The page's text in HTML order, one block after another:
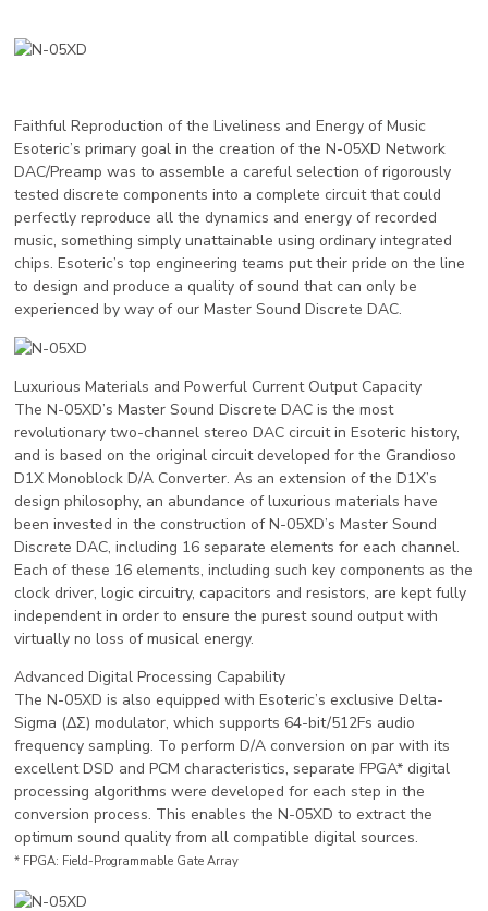
Faithful Reproduction of the Liveliness and Energy of Music
Esoteric’s primary goal in the creation of the N-05XD Network
DAC/Preamp was to assemble a careful selection of rigorously
tested discrete components into a complete circuit that could
perfectly reproduce all the dynamics and energy of recorded
music, something simply unattainable using ordinary integrated
chips. Esoteric’s top engineering teams put their pride on the line
to design and produce a quality of sound that can only be
experienced by way of our Master Sound Discrete DAC.
Luxurious Materials and Powerful Current Output Capacity
The N-05XD’s Master Sound Discrete DAC is the most
revolutionary two-channel stereo DAC circuit in Esoteric history,
and is based on the original circuit developed for the Grandioso
D1X Monoblock D/A Converter. As an extension of the D1X’s
design philosophy, an abundance of luxurious materials have
been invested in the construction of N-05XD’s Master Sound
Discrete DAC, including 16 separate elements for each channel.
Each of these 16 elements, including such key components as the
clock driver, logic circuitry, capacitors and resistors, are kept fully
independent in order to ensure the purest sound output with
virtually no loss of musical energy.
Advanced Digital Processing Capability
The N-05XD is also equipped with Esoteric’s exclusive Delta-
Sigma (ΔΣ) modulator, which supports 64-bit/512Fs audio
frequency sampling. To perform D/A conversion on par with its
excellent DSD and PCM characteristics, separate FPGA* digital
processing algorithms were developed for each step in the
conversion process. This enables the N-05XD to extract the
optimum sound quality from all compatible digital sources.
* FPGA: Field-Programmable Gate Array